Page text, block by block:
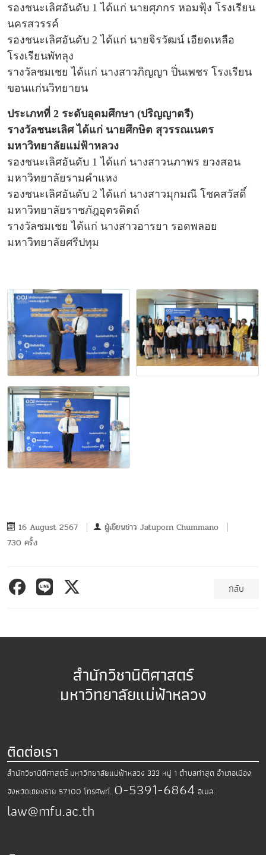
รองชนะเลิศอันดับ 1 ได้แก่ นายศุภกร หอมฟุ้ง โรงเรียน
นครสวรรค์
รองชนะเลิศอันดับ 2 ได้แก่ นายจิรวัฒน์ เอียดเหลือ
โรงเรียนพัทลุง
รางวัลชมเชย ได้แก่ นางสาวภิญญา ปิ่นเพชร โรงเรียน
ขอนแก่นวิทยายน
ประเภทที่ 2 ระดับอุดมศึกษา (ปริญญาตรี)
รางวัลชนะเลิศ ได้แก่ นายศึกษิต สุวรรณเนตร
มหาวิทยาลัยแม่ฟ้าหลวง
รองชนะเลิศอันดับ 1 ได้แก่ นางสาวนภาพร ยวงสอน
มหาวิทยาลัยรามคำแหง
รองชนะเลิศอันดับ 2 ได้แก่ นางสาวมุกมณี โชคสวัสดิ์
มหาวิทยาลัยราชภัฎอุตรดิตถ์
รางวัลชมเชย ได้แก่ นางสาวอารยา รอดพลอย
มหาวิทยาลัยศรีปทุม
16 August 2567 ผู้เขียนข่าว Jatuporn Chummano
730 ครั้ง
กลับ
สำนักวิชานิติศาสตร์
มหาวิทยาลัยแม่ฟ้าหลวง
ติดต่อเรา
สำนักวิชานิติศาสตร์ มหาวิทยาลัยแม่ฟ้าหลวง 333 หมู่ 1 ตำบลท่าสุด อำเภอเมือง
จังหวัดเชียงราย 57100 โทรศัพท์. 0-5391-6864 อีเมล:
law@mfu.ac.th